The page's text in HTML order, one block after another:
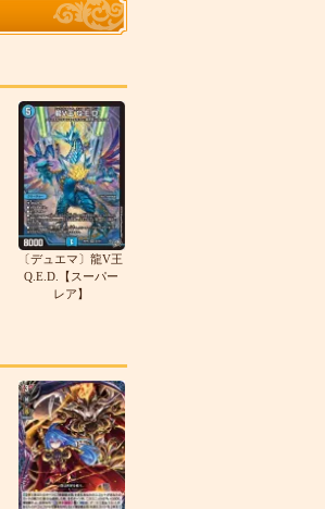
〔デュエマ〕龍V王
Q.E.D.【スーパー
レア】